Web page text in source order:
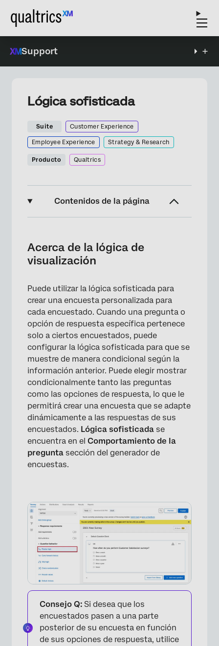
Support
Lógica sofisticada
Suite Customer Experience
Employee Experience Strategy & Research
Producto Qualtrics
Contenidos de la página
Configuración de la lógica de visualización
para preguntas
de opciones de respuesta
Edición y eliminación de lógica de
visualización
Ocultar preguntas y opciones de respuesta
Uso de lógica de visualización en página
Solución de problemas de lógica de
visualización
Visualizar la lógica en diferentes tipos de
proyectos
Preguntas frequentes
Acerca de la lógica de
visualización
Puede utilizar la lógica sofisticada para
crear una encuesta personalizada para
cada encuestado. Cuando una pregunta o
opción de respuesta específica pertenece
solo a ciertos encuestados, puede
configurar la lógica sofisticada para que se
muestre de manera condicional según la
información anterior. Puede elegir mostrar
condicionalmente tanto las preguntas
como las opciones de respuesta, lo que le
permitirá crear una encuesta que se adapte
dinámicamente a las respuestas de sus
encuestados. Lógica sofisticada se
encuentra en el Comportamiento de la
pregunta sección del generador de
encuestas.
Consejo Q: Si desea que los
encuestados pasen a una parte
posterior de su encuesta en función
de sus opciones de respuesta, utilice